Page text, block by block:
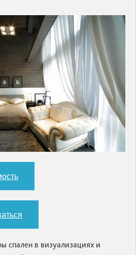
спален в визуализациях и